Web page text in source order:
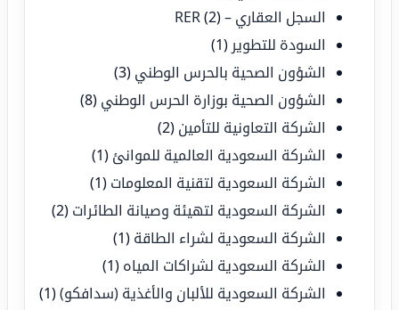
السجل العقاري – RER(2)
السودة للتطوير (1)
الشؤون الصحية بالحرس الوطني (3)
الشؤون الصحية بوزارة الحرس الوطني (8)
الشركة التعاونية للتأمين (2)
الشركة السعودية العالمية للموانئ (1)
الشركة السعودية لتقنية المعلومات (1)
الشركة السعودية لتهيئة وصيانة الطائرات (2)
الشركة السعودية لشراء الطاقة (1)
الشركة السعودية لشراكات المياه (1)
الشركة السعودية للألبان والأغذية (سدافكو)(1)